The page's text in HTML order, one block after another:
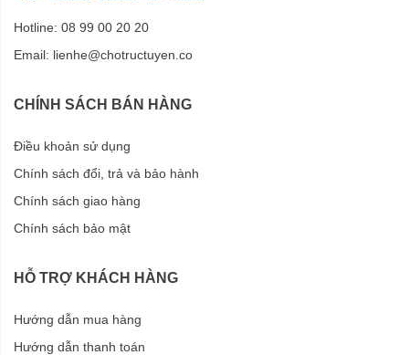
Hotline: 08 99 00 20 20
Email: lienhe@chotructuyen.co
CHÍNH SÁCH BÁN HÀNG
Điều khoản sử dụng
Chính sách đổi, trả và bảo hành
Chính sách giao hàng
Chính sách bảo mật
HỖ TRỢ KHÁCH HÀNG
Hướng dẫn mua hàng
Hướng dẫn thanh toán